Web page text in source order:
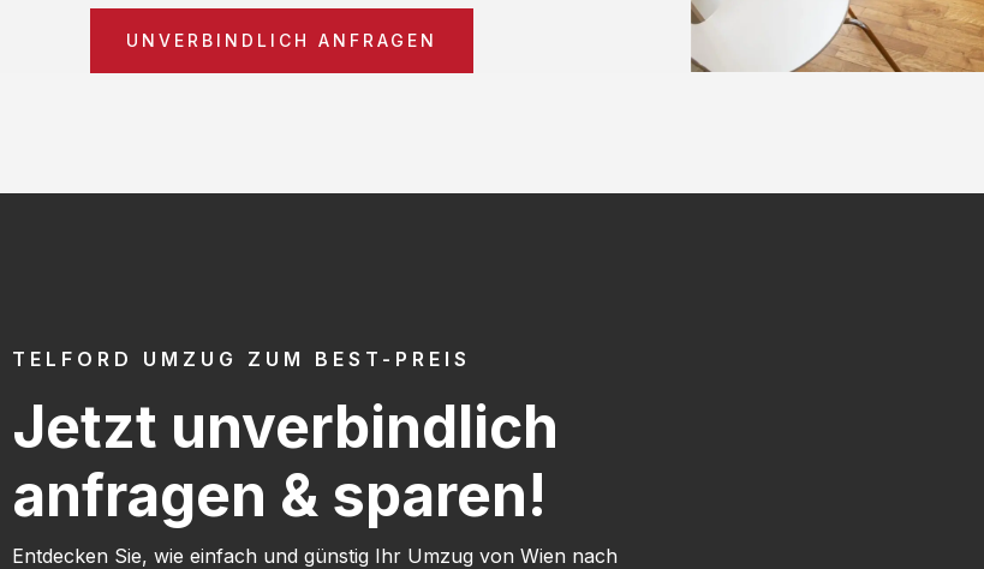
UNVERBINDLICH ANFRAGEN
TELFORD UMZUG ZUM BEST-PREIS
Jetzt unverbindlich
anfragen & sparen!
Entdecken Sie, wie einfach und günstig Ihr Umzug von Wien nach